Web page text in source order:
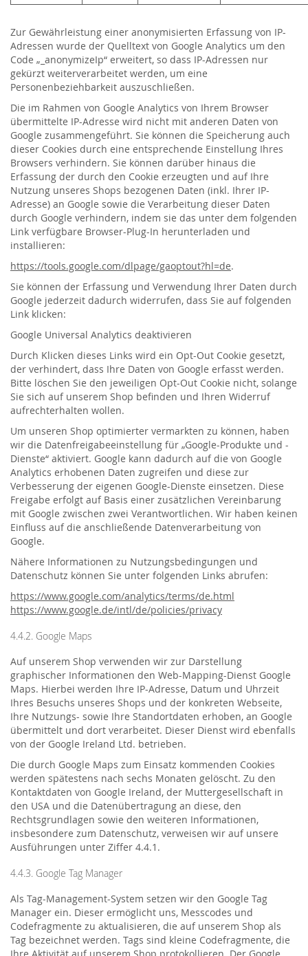
Zur Gewährleistung einer anonymisierten Erfassung von IP-
Adressen wurde der Quelltext von Google Analytics um den
Code „_anonymizeIp“ erweitert, so dass IP-Adressen nur
gekürzt weiterverarbeitet werden, um eine
Personenbeziehbarkeit auszuschließen.
Die im Rahmen von Google Analytics von Ihrem Browser
übermittelte IP-Adresse wird nicht mit anderen Daten von
Google zusammengeführt. Sie können die Speicherung auch
dieser Cookies durch eine entsprechende Einstellung Ihres
Browsers verhindern. Sie können darüber hinaus die
Erfassung der durch den Cookie erzeugten und auf Ihre
Nutzung unseres Shops bezogenen Daten (inkl. Ihrer IP-
Adresse) an Google sowie die Verarbeitung dieser Daten
durch Google verhindern, indem sie das unter dem folgenden
Link verfügbare Browser-Plug-In herunterladen und
installieren:
https://tools.google.com/dlpage/gaoptout?hl=de.
Sie können der Erfassung und Verwendung Ihrer Daten durch
Google jederzeit dadurch widerrufen, dass Sie auf folgenden
Link klicken:
Google Universal Analytics deaktivieren
Durch Klicken dieses Links wird ein Opt-Out Cookie gesetzt,
der verhindert, dass Ihre Daten von Google erfasst werden.
Bitte löschen Sie den jeweiligen Opt-Out Cookie nicht, solange
Sie sich auf unserem Shop befinden und Ihren Widerruf
aufrechterhalten wollen.
Um unseren Shop optimierter vermarkten zu können, haben
wir die Datenfreigabeeinstellung für „Google-Produkte und -
Dienste“ aktiviert. Google kann dadurch auf die von Google
Analytics erhobenen Daten zugreifen und diese zur
Verbesserung der eigenen Google-Dienste einsetzen. Diese
Freigabe erfolgt auf Basis einer zusätzlichen Vereinbarung
mit Google zwischen zwei Verantwortlichen. Wir haben keinen
Einfluss auf die anschließende Datenverarbeitung von
Google.
Nähere Informationen zu Nutzungsbedingungen und
Datenschutz können Sie unter folgenden Links abrufen:
https://www.google.com/analytics/terms/de.html
https://www.google.de/intl/de/policies/privacy
4.4.2. Google Maps
Auf unserem Shop verwenden wir zur Darstellung
graphischer Informationen den Web-Mapping-Dienst Google
Maps. Hierbei werden Ihre IP-Adresse, Datum und Uhrzeit
Ihres Besuchs unseres Shops und der konkreten Webseite,
Ihre Nutzungs- sowie Ihre Standortdaten erhoben, an Google
übermittelt und dort verarbeitet. Dieser Dienst wird ebenfalls
von der Google Ireland Ltd. betrieben.
Die durch Google Maps zum Einsatz kommenden Cookies
werden spätestens nach sechs Monaten gelöscht. Zu den
Kontaktdaten von Google Ireland, der Muttergesellschaft in
den USA und die Datenübertragung an diese, den
Rechtsgrundlagen sowie den weiteren Informationen,
insbesondere zum Datenschutz, verweisen wir auf unsere
Ausführungen unter Ziffer 4.4.1.
4.4.3. Google Tag Manager
Als Tag-Management-System setzen wir den Google Tag
Manager ein. Dieser ermöglicht uns, Messcodes und
Codefragmente zu aktualisieren, die auf unserem Shop als
Tag bezeichnet werden. Tags sind kleine Codefragmente, die